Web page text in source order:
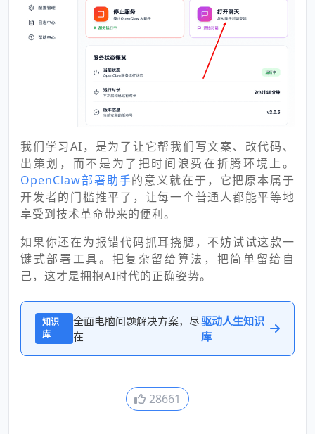
我们学习AI，是为了让它帮我们写文案、改代码、
出策划，而不是为了把时间浪费在折腾环境上。
OpenClaw部署助手的意义就在于，它把原本属于
开发者的门槛推平了，让每一个普通人都能平等地
享受到技术革命带来的便利。
如果你还在为报错代码抓耳挠腮，不妨试试这款一
键式部署工具。把复杂留给算法，把简单留给自
己，这才是拥抱AI时代的正确姿势。
知识
库
全面电脑问题解决方案，尽
在
驱动人生知识
库
28661